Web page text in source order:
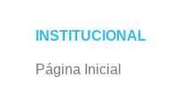
INSTITUCIONAL
Página Inicial